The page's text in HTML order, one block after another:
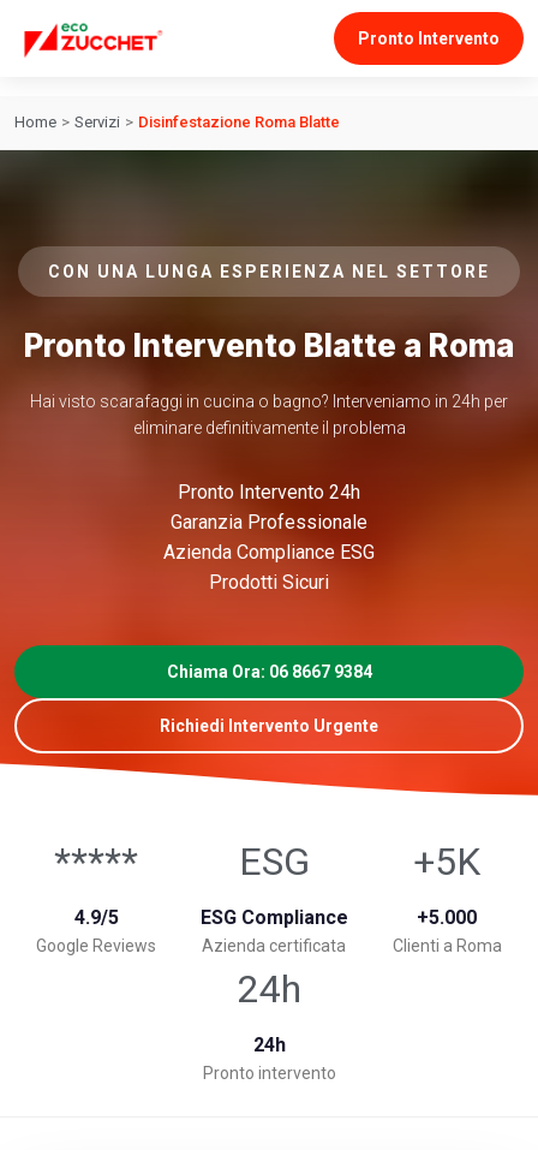
Pronto Intervento
Home > Servizi > Disinfestazione Roma Blatte
CON UNA LUNGA ESPERIENZA NEL SETTORE
Pronto Intervento Blatte a Roma
Hai visto scarafaggi in cucina o bagno? Interveniamo in 24h per
eliminare definitivamente il problema
Pronto Intervento 24h
Garanzia Professionale
Azienda Compliance ESG
Prodotti Sicuri
Chiama Ora: 06 8667 9384
Richiedi Intervento Urgente
*****
4.9/5
Google Reviews
ESG
ESG Compliance
Azienda certificata
+5K
+5.000
Clienti a Roma
24h
24h
Pronto intervento